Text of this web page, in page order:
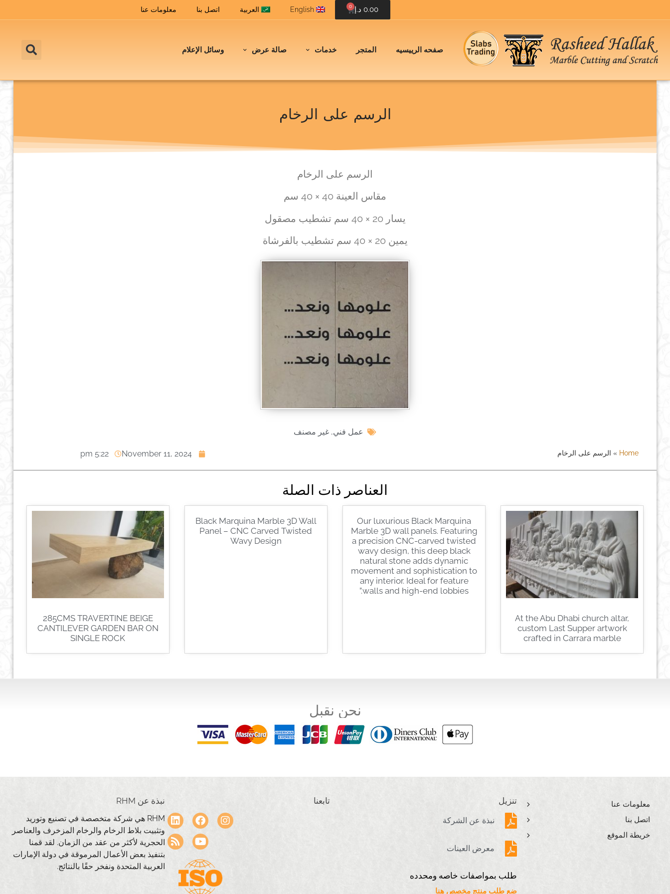
0.00 د.إ 0
English العربية اتصل بنا معلومات عنا
صفحه الرييسيه المتجر خدمات صالة عرض وسائل الإعلام
الرسم على الرخام
الرسم على الرخام
مقاس العينة 40 × 40 سم
يسار 20 × 40 سم تشطيب مصقول
يمين 20 × 40 سم تشطيب بالفرشاة
عمل فني, غير مصنف
Home
» الرسم على الرخام November 11, 2024
5:22 pm
العناصر ذات الصلة
At the Abu Dhabi church altar,
custom Last Supper artwork
crafted in Carrara marble
Our luxurious Black Marquina
Marble 3D wall panels. Featuring
a precision CNC-carved twisted
wavy design, this deep black
natural stone adds dynamic
movement and sophistication to
any interior. Ideal for feature
walls and high-end lobbies.”
Black Marquina Marble 3D Wall
Panel – CNC Carved Twisted
Wavy Design
285CMS TRAVERTINE BEIGE
CANTILEVER GARDEN BAR ON
SINGLE ROCK
نحن نقبل
معلومات عنا
اتصل بنا
خريطة الموقع
تنزيل
نبذة عن الشركة
معرض العينات
طلب بمواصفات خاصه ومحدده
ضع طلب منتج مخصص هنا
تابعنا نبذة عن RHM
RHM هي شركة متخصصة في تصنيع وتوريد
وتثبيت بلاط الرخام والرخام المزخرف والعناصر
الحجرية لأكثر من عقد من الزمان. لقد قمنا
بتنفيذ بعض الأعمال المرموقة في دولة الإمارات
العربية المتحدة ونفخر حقًا بالنتائج.